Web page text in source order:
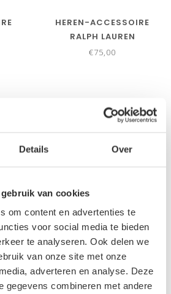
Details Over
van cookies
om content en advertenties te
voor social media te bieden
te analyseren. Ook delen we
van onze site met onze
adverteren en analyse. Deze
gegevens combineren met andere
HEREN-ACCESSOIRE
RALPH LAUREN
€75,00
HEREN-ACCESSOIRE
RALPH LAUREN
€75,00